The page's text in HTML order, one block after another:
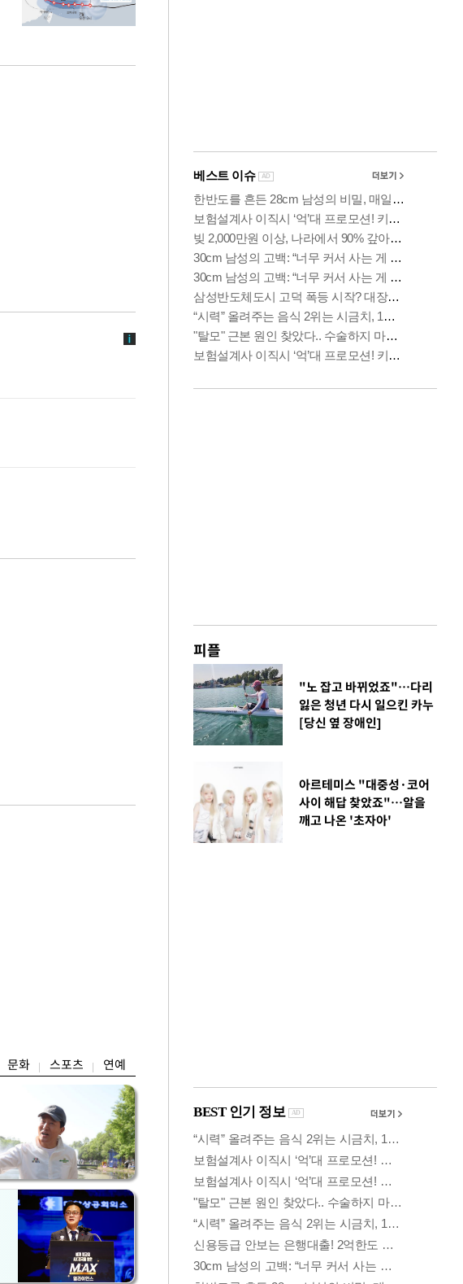
문화 스포츠 연예
피플
"노 잡고 바뀌었죠"…다리
잃은 청년 다시 일으킨 카누
[당신 옆 장애인]
아르테미스 "대중성·코어
사이 해답 찾았죠"…알을
깨고 나온 '초자아'